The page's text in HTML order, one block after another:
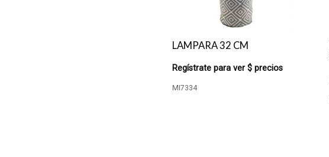
LAMPARA 32 CM
Regístrate para ver $ precios
MI7334